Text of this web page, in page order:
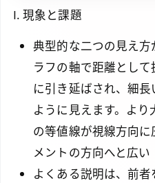
I. 現象と課題
典型的な二つの見え
ラフの軸で距離とし
に引き延ばされ、細
ように見えます。よ
の等値線が視線方向
メントの方向へと広い
よくある説明は、前